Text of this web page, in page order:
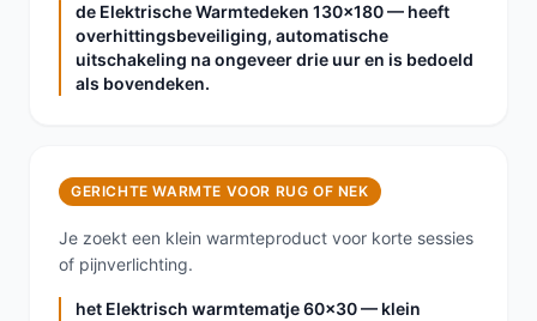
de Elektrische Warmtedeken 130x180 — heeft
overhittingsbeveiliging, automatische
uitschakeling na ongeveer drie uur en is bedoeld
als bovendeken.
GERICHTE WARMTE VOOR RUG OF NEK
Je zoekt een klein warmteproduct voor korte sessies
of pijnverlichting.
het Elektrisch warmtematje 60×30 — klein